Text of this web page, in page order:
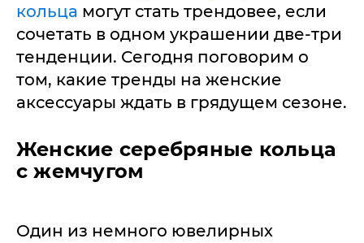
кольца могут стать трендовее, если
сочетать в одном украшении две-три
тенденции. Сегодня поговорим о
том, какие тренды на женские
аксессуары ждать в грядущем сезоне.
Женские серебряные кольца
с жемчугом
Один из немного ювелирных